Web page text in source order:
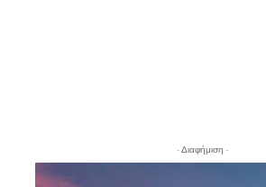
- Διαφήμιση -